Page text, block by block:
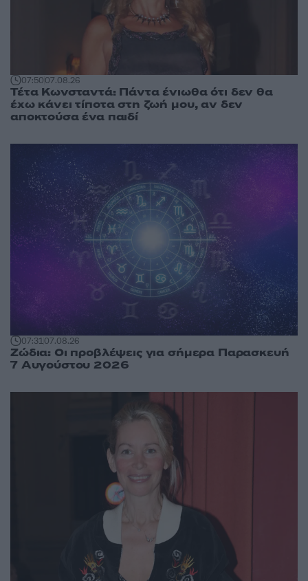
07:5007.08.26
Τέτα Κωνσταντά: Πάντα ένιωθα ότι δεν θα
έχω κάνει τίποτα στη ζωή μου, αν δεν
αποκτούσα ένα παιδί
07:3107.08.26
Ζώδια: Οι προβλέψεις για σήμερα Παρασκευή
7 Αυγούστου 2026